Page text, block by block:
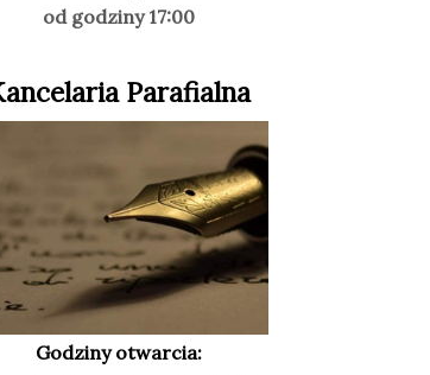
od godziny 17:00
Parafialna
Godziny otwarcia: